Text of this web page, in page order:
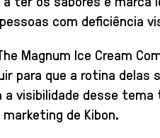
com deficiência
Magnum Ice Cream
para que a rotina
visibilidade desse
de Kibon.